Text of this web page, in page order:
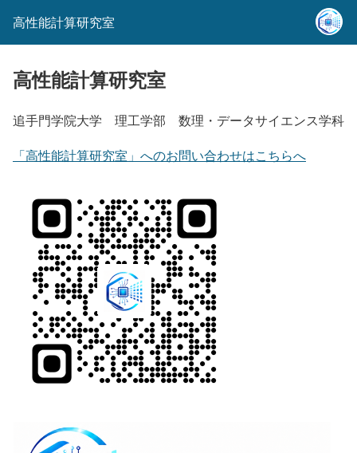
高性能計算研究室
高性能計算研究室
追手門学院大学 理工学部 数理・データサイエンス学科
「高性能計算研究室」へのお問い合わせはこちらへ